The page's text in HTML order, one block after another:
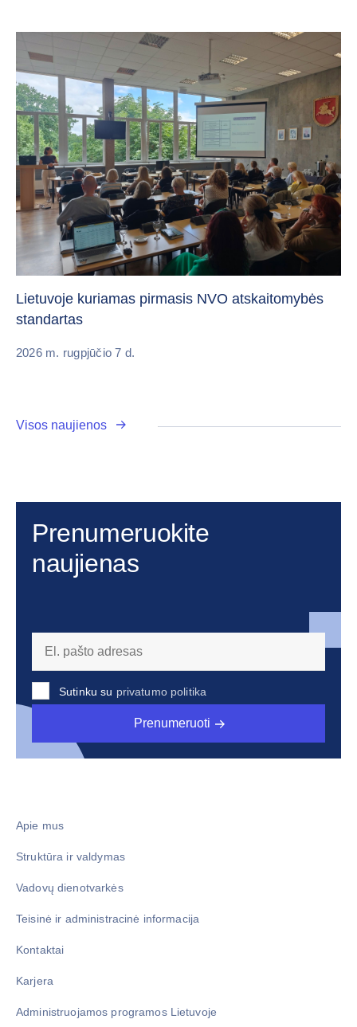
Lietuvoje kuriamas pirmasis NVO atskaitomybės
standartas
2026 m. rugpjūčio 7 d.
Visos naujienos
Prenumeruokite
naujienas
Sutinku su privatumo politika
Prenumeruoti
Apie mus
Struktūra ir valdymas
Vadovų dienotvarkės
Teisinė ir administracinė informacija
Kontaktai
Karjera
Administruojamos programos Lietuvoje